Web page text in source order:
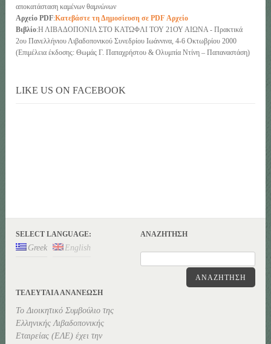
αποκατάσταση καμένων θαμνώνων
Αρχείο PDF:Κατεβάστε τη Δημοσίευση σε PDF Αρχείο
Βιβλίο:Η ΛΙΒΑΔΟΠΟΝΙΑ ΣΤΟ ΚΑΤΩΦΛΙ ΤΟΥ 21ΟΥ ΑΙΩΝΑ - Πρακτικά
2ου Πανελλήνιου Λιβαδοπονικού Συνεδρίου Ιωάννινα, 4-6 Οκτωβρίου 2000
(Επιμέλεια έκδοσης: Θωμάς Γ. Παπαχρήστου & Ολυμπία Ντίνη – Παπαναστάση)
LIKE US ON FACEBOOK
SELECT LANGUAGE:
Greek English
ΑΝΑΖΉΤΗΣΗ
ΑΝΑΖΉΤΗΣΗ
ΤΕΛΕΥΤΑΊΑ ΑΝΑΝΕΏΣΗ
Το Διοικητικό Συμβούλιο της
Ελληνικής Λιβαδοπονικής
Εταιρείας (ΕΛΕ) έχει την